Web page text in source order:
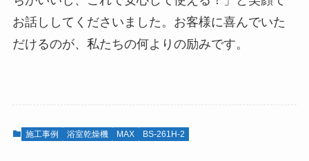
お話ししてくださいました。お客様に喜んでいた
だけるのが、私たちの何よりの励みです。
施工事例 浴室乾燥機 MAX BS-261H-2